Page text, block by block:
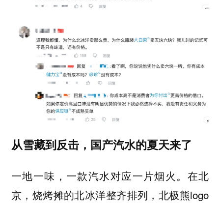
从雪藏到反击，国产汽水的夏天来了
一地一味，一款汽水对应一片烟火。在北
京，烧烤摊的北冰洋整齐排列，北极熊logo